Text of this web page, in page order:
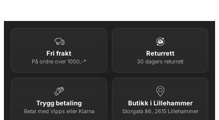
Fri frakt
På ordre over 1000,-*
Returrett
30 dagers returrett
Trygg betaling
Betal med Vipps eller Klarna
Butikk i Lillehammer
Storgata 86, 2615 Lillehammer